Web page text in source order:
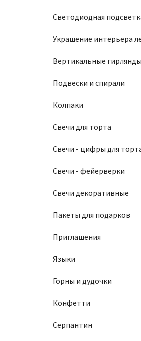
Светодиодная
Украшение интерьера
Вертикальные гирлянды
Подвески и спирали
Колпаки
Свечи для торта
Свечи - цифры для
Свечи - фейерверки
Свечи декоративные
Пакеты для подарков
Приглашения
Языки
Горны и дудочки
Конфетти
Серпантин